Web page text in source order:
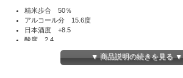
精米歩合 50％
アルコール分 15.6度
日本酒度 +8.5
酸度 2.4
アミノ酸度 2.2
原料米 八反
▼ 商品説明の続きを見る ▼